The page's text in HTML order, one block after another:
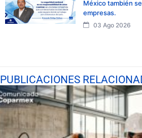
México también
empresas.
03 Ago 2026
PUBLICACIONES